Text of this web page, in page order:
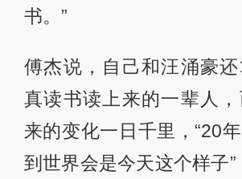
书。”
傅杰说，自己和汪涌豪
真读书读上来的一辈人
来的变化一日千里，“20
到世界会是今天这个样子”